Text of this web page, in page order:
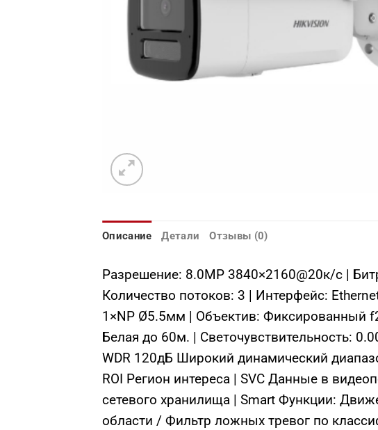
Описание Детали Отзывы (0)
Разрешение: 8.0МР 3840×2160@20к/с |
Количество потоков: 3 | Интерфейс:
1×NP Ø5.5мм | Объектив: Фиксированный
Белая до 60м. | Светочувствительность:
WDR 120дБ Широкий динамический
ROI Регион интереса | SVC Данные в
сетевого хранилища | Smart Функции:
области / Фильтр ложных тревог по